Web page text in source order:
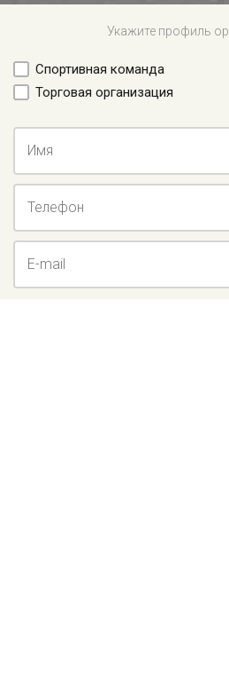
Укажите профиль
Спортивная команда
Торговая организация
Имя
Телефон
E-mail